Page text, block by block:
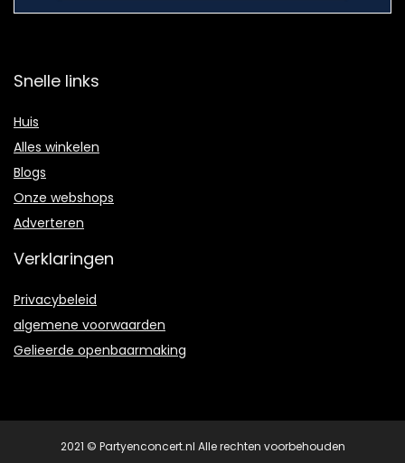
Snelle links
Huis
Alles winkelen
Blogs
Onze webshops
Adverteren
Verklaringen
Privacybeleid
algemene voorwaarden
Gelieerde openbaarmaking
2021 © Partyenconcert.nl Alle rechten voorbehouden